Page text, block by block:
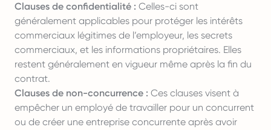
Clauses de confidentialité : Celles-ci sont
généralement applicables pour protéger les intérêts
commerciaux légitimes de l’employeur, les secrets
commerciaux, et les informations propriétaires. Elles
restent généralement en vigueur même après la fin du
contrat.
Clauses de non-concurrence : Ces clauses visent à
empêcher un employé de travailler pour un concurrent
ou de créer une entreprise concurrente après avoir